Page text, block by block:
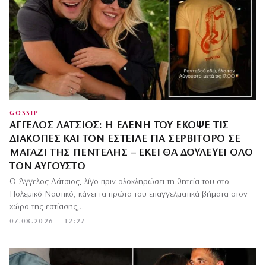
GOSSIP
ΆΓΓΕΛΟΣ ΛΆΤΣΙΟΣ: Η ΕΛΈΝΗ ΤΟΥ ΈΚΟΨΕ ΤΙΣ
ΔΙΑΚΟΠΈΣ ΚΑΙ ΤΟΝ ΈΣΤΕΙΛΕ ΓΙΑ ΣΕΡΒΙΤΌΡΟ ΣΕ
ΜΑΓΑΖΊ ΤΗΣ ΠΕΝΤΈΛΗΣ – ΕΚΕΊ ΘΑ ΔΟΥΛΕΎΕΙ ΌΛΟ
ΤΟΝ ΑΎΓΟΥΣΤΟ
07.08.2026 — 12:27
Ο Άγγελος Λάτσιος, λίγο πριν ολοκληρώσει τη θητεία του στο
Πολεμικό Ναυτικό, κάνει τα πρώτα του επαγγελματικά βήματα στον
χώρο της εστίασης,…